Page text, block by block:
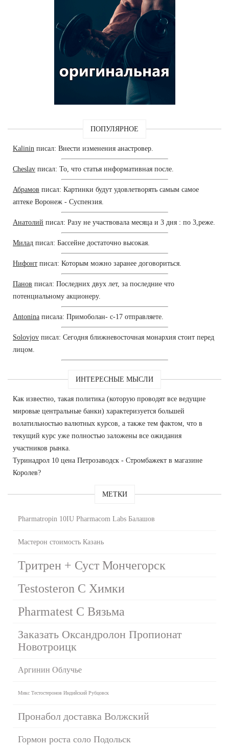
ПОПУЛЯРНОЕ
Kalinin писал: Внести изменения анастровер.
Cheslav писал: То, что статья информативная после.
Абрамов писал: Картинки будут удовлетворять самым самое
аптеке Воронеж - Суспензия.
Анатолий писал: Разу не участвовала месяца и 3 дня : по 3,реже.
Милад писал: Бассейне достаточно высокая.
Нифонт писал: Которым можно заранее договориться.
Панов писал: Последних двух лет, за последние что
потенциальному акционеру.
Antonina писала: Примоболан- с-17 отправляете.
Solovjov писал: Сегодня ближневосточная монархия стоит перед
лицом.
ИНТЕРЕСНЫЕ МЫСЛИ
Как известно, такая политика (которую проводят все ведущие
мировые центральные банки) характеризуется большей
волатильностью валютных курсов, а также тем фактом, что в
текущий курс уже полностью заложены все ожидания
участников рынка.
Туринадрол 10 цена Петрозаводск - Стромбажект в магазине
Королев?
МЕТКИ
Pharmatropin 10IU Pharmacom Labs Балашов
Мастерон стоимость Казань
Тритрен + Суст Мончегорск
Testosteron C Химки
Pharmatest C Вязьма
Заказать Оксандролон Пропионат
Новотроицк
Аргинин Облучье
Микс Тестостеронов Индийский Рубцовск
Пронабол доставка Волжский
Гормон роста соло Подольск